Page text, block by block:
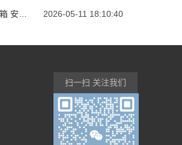
水库扇形铸铁闸门 封闭式传动箱 安装基础混凝土配比 2026-05-11 18:10:40
扫一扫 关注我们